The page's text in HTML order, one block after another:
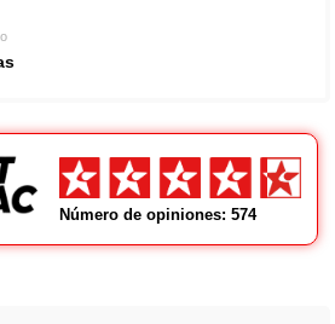
Número de opiniones: 574